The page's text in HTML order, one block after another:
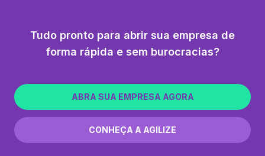
Tudo pronto para abrir sua empresa de
forma rápida e sem burocracias?
ABRA SUA EMPRESA AGORA
CONHEÇA A AGILIZE